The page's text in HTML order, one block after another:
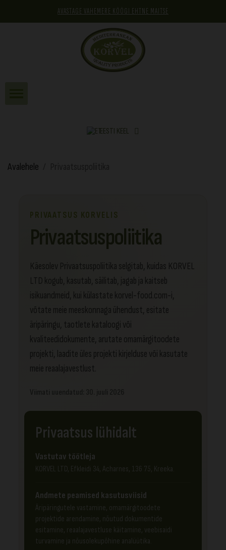
AVASTAGE VAHEMERE KÖÖGI EHTNE MAITSE
EESTI KEEL
Avalehele
PRIVAATSUS KORVELIS
Privaatsuspoliitika
Käesolev Privaatsuspoliitika selgitab, kuidas KORVEL
LTD kogub, kasutab, säilitab, jagab ja kaitseb
isikuandmeid, kui külastate korvel-food.com-i,
võtate meie meeskonnaga ühendust, esitate
äripäringu, taotlete kataloogi või
kvaliteedidokumente, arutate omamärgitoodete
projekti, laadite üles projekti kirjelduse või kasutate
meie reaalajavestlust.
Privaatsus lühidalt
Vastutav töötleja
KORVEL LTD, Efkleidi 34, Acharnes, 136 75, Kreeka.
Andmete peamised kasutusviisid
Äripäringutele vastamine, omamärgitoodete
projektide arendamine, nõutud dokumentide
esitamine, reaalajavestluse käitamine, veebisaidi
turvamine ja nõusolekupõhine analüütika.